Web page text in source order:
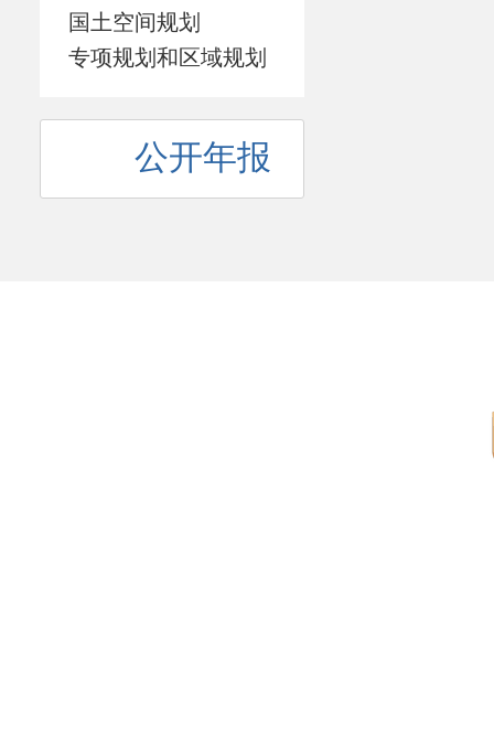
国土空间规划
专项规划和区域规划
公开年报